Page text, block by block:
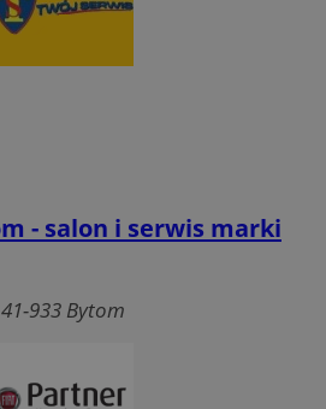
- salon i serwis marki
933 Bytom